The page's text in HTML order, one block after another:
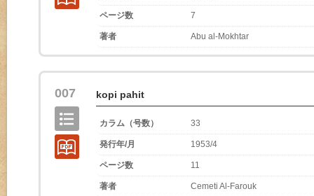
ページ数 7
著者 Abu al-Mokhtar
007 kopi pahit
カラム（号数） 33
発行年/月 1953/4
ページ数 11
著者 Cemeti Al-Farouk